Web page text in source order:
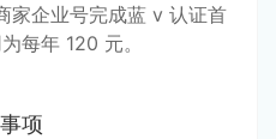
家企业号完成蓝 v 认证首
每年 120 元。
项